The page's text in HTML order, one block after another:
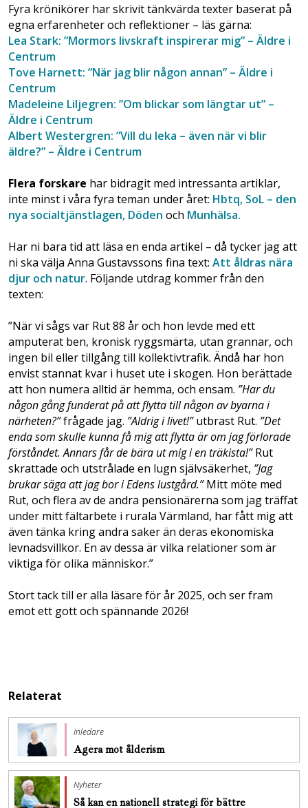
Fyra krönikörer har skrivit tänkvärda texter baserat på
egna erfarenheter och reflektioner – läs gärna:
Lea Stark: ”Mormors livskraft inspirerar mig” – Äldre i
Centrum
Tove Harnett: ”När jag blir någon annan” – Äldre i
Centrum
Madeleine Liljegren: ”Om blickar som längtar ut” –
Äldre i Centrum
Albert Westergren: ”Vill du leka – även när vi blir
äldre?” – Äldre i Centrum
Flera forskare har bidragit med intressanta artiklar,
inte minst i våra fyra teman under året: Hbtq, SoL – den
nya socialtjänstlagen, Döden och Munhälsa.
Har ni bara tid att läsa en enda artikel – då tycker jag att
ni ska välja Anna Gustavssons fina text: Att åldras nära
djur och natur. Följande utdrag kommer från den
texten:
”När vi sågs var Rut 88 år och hon levde med ett
amputerat ben, kronisk ryggsmärta, utan grannar, och
ingen bil eller tillgång till kollektivtrafik. Ändå har hon
envist stannat kvar i huset ute i skogen. Hon berättade
att hon numera alltid är hemma, och ensam. ”Har du
någon gång funderat på att flytta till någon av byarna i
närheten?”frågade jag. ”Aldrig i livet!”utbrast Rut. ”Det
enda som skulle kunna få mig att flytta är om jag förlorade
förståndet. Annars får de bära ut mig i en träkista!”Rut
skrattade och utstrålade en lugn självsäkerhet, ”Jag
brukar säga att jag bor i Edens lustgård.”Mitt möte med
Rut, och flera av de andra pensionärerna som jag träffat
under mitt fält­arbete i rurala Värmland, har fått mig att
även tänka kring andra saker än deras ekonomiska
levnadsvillkor. En av dessa är vilka relationer som är
viktiga för olika människor.”
Stort tack till er alla läsare för år 2025, och ser fram
emot ett gott och spännande 2026!
Relaterat
Inledare
Agera mot ålderism
Nyheter
Så kan en nationell strategi för bättre